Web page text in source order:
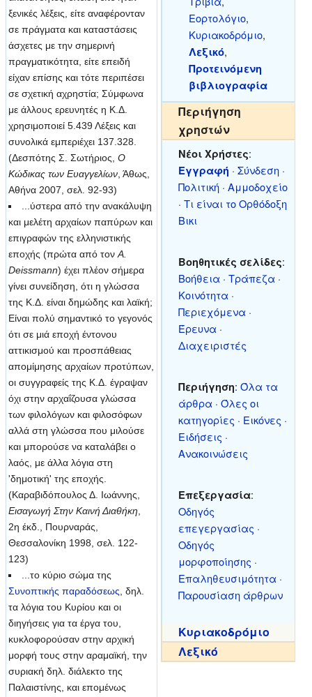
ξενικές λέξεις, είτε αναφέρονταν
σε πράγματα και καταστάσεις
άσχετες με την σημερινή
πραγματικότητα, είτε επειδή
είχαν επίσης και τότε περιπέσει
σε σχετική αχρηστία; Σύμφωνα
με άλλους ερευνητές η Κ.Δ.
χρησιμοποιεί 5.439 Λέξεις και
συνολικά εμπεριέχει 137.328.
(Δεσπότης Σ. Σωτήριος, Ο
Κώδικας των Ευαγγελίων , Άθως,
Αθήνα 2007, σελ. 92-93)
...ύστερα από την ανακάλυψη
και μελέτη αρχαίων παπύρων και
επιγραφών της ελληνιστικής
εποχής (πρώτα από τον Α.
Deissmann) έχει πλέον σήμερα
γίνει συνείδηση, ότι η γλώσσα
της Κ.Δ. είναι δημώδης και λαϊκή;
Είναι πολύ σημαντικό το γεγονός
ότι σε μιά εποχή έντονου
αττικισμού και προσπάθειας
απομίμησης αρχαίων προτύπων,
οι συγγραφείς της Κ.Δ. έγραψαν
όχι στην αρχαΐζουσα γλώσσα
των φιλολόγων και φιλοσόφων
αλλά στη γλώσσα που μιλούσε
και μπορούσε να καταλάβει ο
λαός, με άλλα λόγια στη
'δημοτική' της εποχής.
(Καραβιδόπουλος Δ. Ιωάννης,
Εισαγωγή Στην Καινή Διαθήκη
2η έκδ., Πουρναράς,
Θεσσαλονίκη 1998, σελ. 122-
123)
...το κύριο σώμα της
Συνοπτικής παραδόσεως , δηλ.
τα λόγια του Κυρίου και οι
διηγήσεις για τα έργα του,
κυκλοφορούσαν στην αρχική
μορφή τους στην αραμαϊκή, την
συριακή δηλ. διάλεκτο της
Παλαιστίνης, και επομένως
Εορτολόγιο,
Κυριακοδρόμιο,
Λεξικό,
Προτεινόμενη
βιβλιογραφία
Περιήγηση
χρηστών
Νέοι Χρήστες:
Εγγραφή · Σύνδεση ·
Πολιτική · Αμμοδοχείο
· Τι είναι το Ορθόδοξη
Βικι
Βοηθητικές σελίδες:
Βοήθεια · Τράπεζα ·
Κοινότητα ·
Περιεχόμενα ·
Έρευνα ·
Διαχειριστές
Περιήγηση: Όλα τα
άρθρα · Όλες οι
κατηγορίες · Εικόνες ·
Ειδήσεις ·
Ανακοινώσεις
Επεξεργασία:
Οδηγός
επεγεργασίας ·
Οδηγός
μορφοποίησης ·
Επαληθευσιμότητα ·
Παρουσίαση άρθρων
Κυριακοδρόμιο
Λεξικό